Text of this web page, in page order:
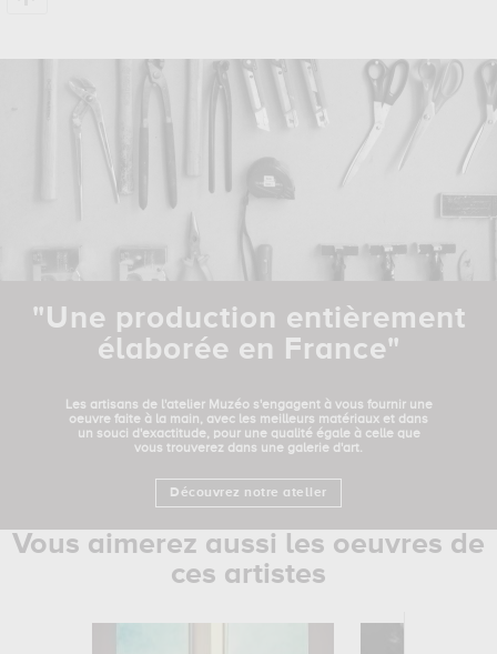
"Une production entièrement
élaborée en France"
Les artisans de l'atelier Muzéo s'engagent à vous fournir une
oeuvre faite à la main, avec les meilleurs matériaux et dans
un souci d'exactitude, pour une qualité égale à celle que
vous trouverez dans une galerie d'art.
Découvrez notre atelier
Vous aimerez aussi les oeuvres de
ces artistes